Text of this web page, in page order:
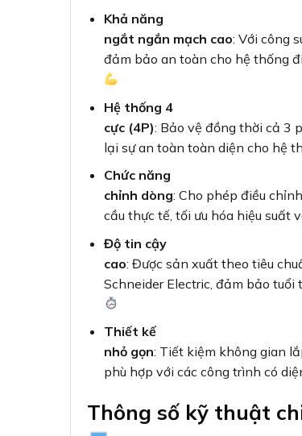
Khả năng
ngắt ngắn mạch cao: Với công
đảm bảo an toàn cho hệ thống
Hệ thống 4
cực (4P): Bảo vệ đồng thời cả 3
lại sự an toàn toàn diện cho hệ
Chức năng
chỉnh dòng: Cho phép điều
cầu thực tế, tối ưu hóa hiệu suất
Độ tin cậy
cao: Được sản xuất theo tiêu
Schneider Electric, đảm bảo
Thiết kế
nhỏ gọn: Tiết kiệm không gian
phù hợp với các công trình có
Thông số kỹ thuật